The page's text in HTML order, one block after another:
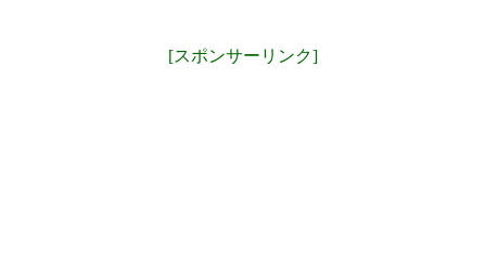
[スポンサーリンク]